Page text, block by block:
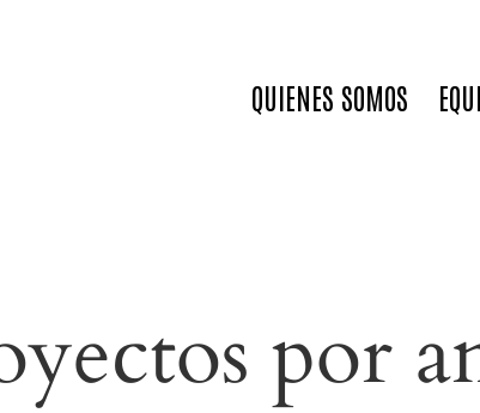
QUIENES SOMOS
por